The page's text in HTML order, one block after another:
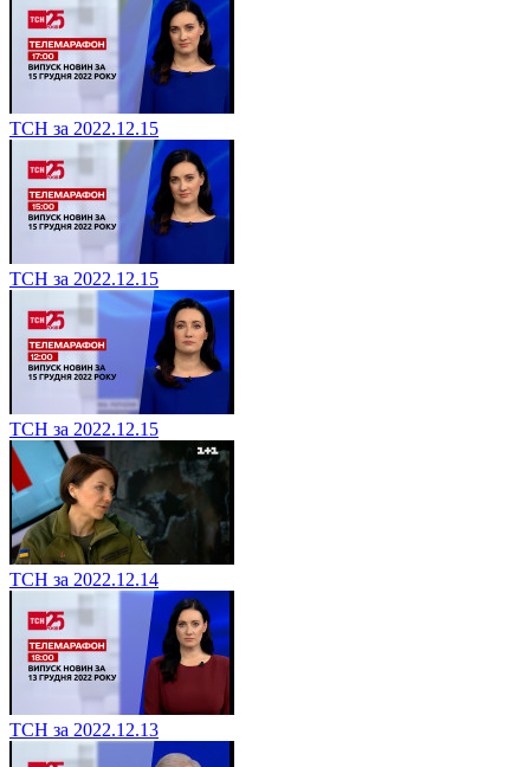
ТСН за 2022.12.15
ТСН за 2022.12.15
ТСН за 2022.12.15
ТСН за 2022.12.14
ТСН за 2022.12.13